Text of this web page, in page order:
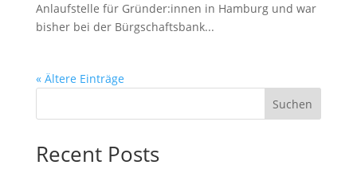
Anlaufstelle für Gründer:innen in Hamburg und war
bisher bei der Bürgschaftsbank...
« Ältere Einträge
Suchen
Recent Posts